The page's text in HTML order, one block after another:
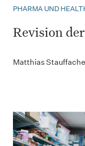
PHARMA UND
Revision
Matthias